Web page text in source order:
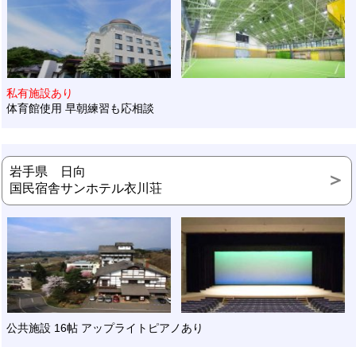
私有施設あり
体育館使用 早朝練習も応相談
岩手県 日向
国民宿舎サンホテル衣川荘
公共施設 16帖 アップライトピアノあり